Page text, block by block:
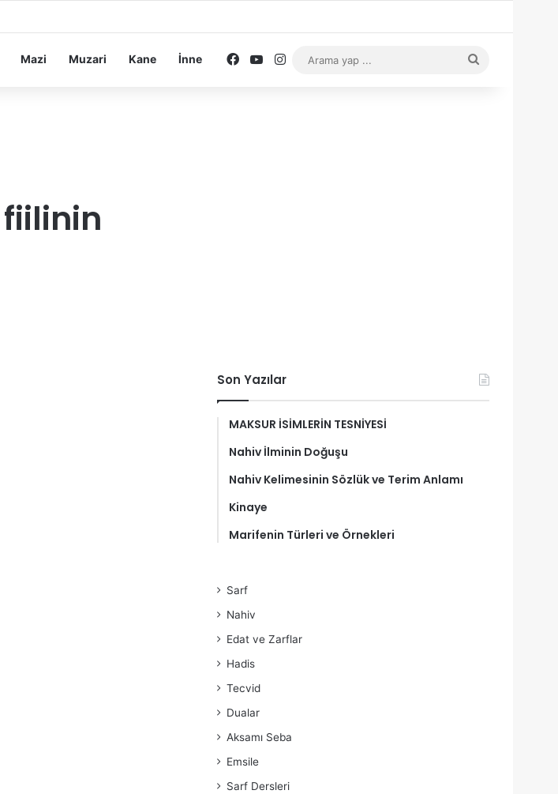
Mazi Muzari Kane İnne Facebook
YouTube
Instagram
Son Yazılar
MAKSUR İSİMLERİN TESNİYESİ
Nahiv İlminin Doğuşu
Nahiv Kelimesinin Sözlük ve Terim Anlamı
Kinaye
Marifenin Türleri ve Örnekleri
Sarf
Nahiv
Edat ve Zarflar
Hadis
Tecvid
Dualar
Aksamı Seba
Emsile
Sarf Dersleri